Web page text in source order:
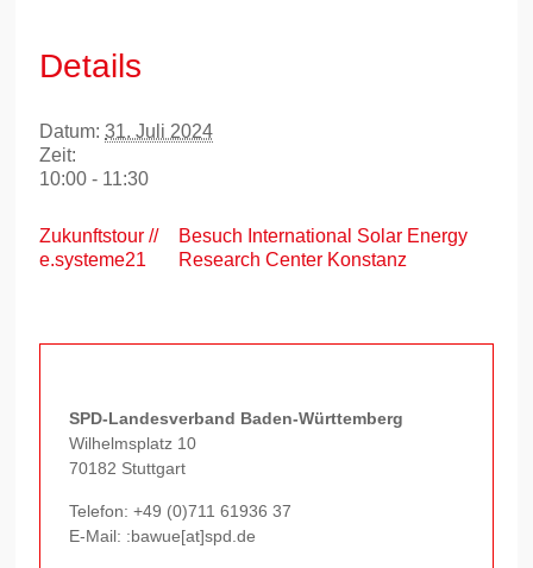
Details
Datum: 31. Juli 2024
Zeit:
10:00 - 11:30
Zukunftstour //
e.systeme21
Besuch International Solar Energy
Research Center Konstanz
SPD-Landesverband Baden-Württemberg
Wilhelmsplatz 10
70182 Stuttgart
Telefon:+49 (0)711 61936 37
E-Mail: :bawue[at]spd.de